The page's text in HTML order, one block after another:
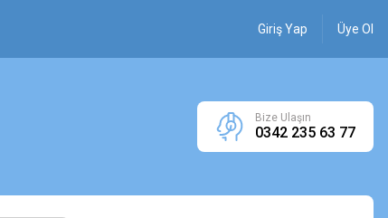
Giriş Yap Üye Ol
Bize Ulaşın
0342 235 63 77